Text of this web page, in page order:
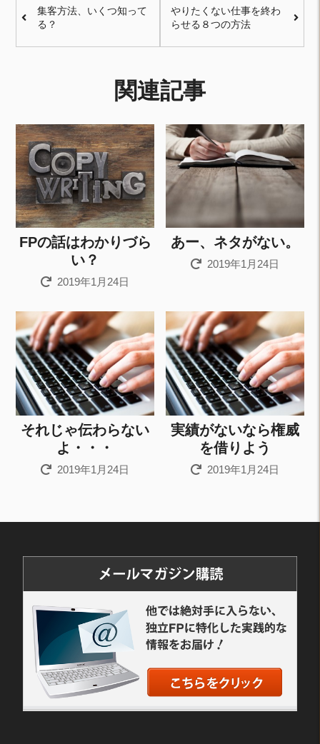
集客方法、いくつ知って
る？
やりたくない仕事を終わ
らせる８つの方法
関連記事
FPの話はわかりづら
い？
2019年1月24日
あー、ネタがない。
2019年1月24日
それじゃ伝わらない
よ・・・
2019年1月24日
実績がないなら権威
を借りよう
2019年1月24日